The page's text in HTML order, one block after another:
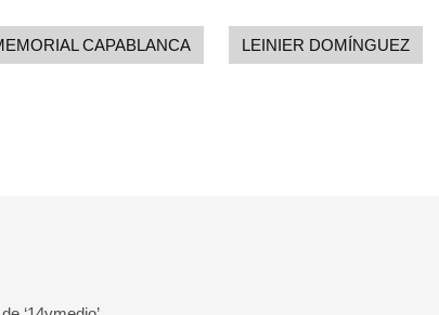
CAPABLANCA LEINIER DOMÍNGUEZ